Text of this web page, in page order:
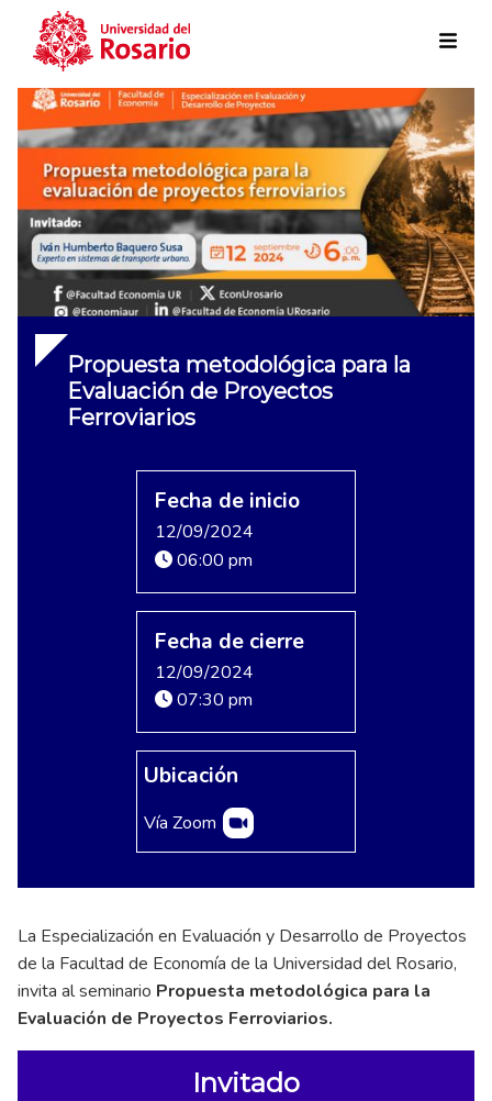
Skip to main content
Propuesta metodológica para la
Evaluación de Proyectos
Ferroviarios
Fecha de inicio
12/09/2024
06:00 pm
Fecha de cierre
12/09/2024
07:30 pm
Ubicación
Vía Zoom
La Especialización en Evaluación y Desarrollo de Proyectos
de la Facultad de Economía de la Universidad del Rosario,
invita al seminario Propuesta metodológica para la
Evaluación de Proyectos Ferroviarios.
Invitado